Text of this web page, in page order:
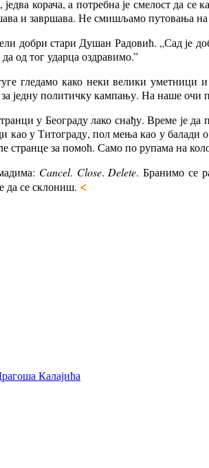
корача, а потребна је смелост да се
и завршава. Не смишљамо путовања на
добри стари Душан Радовић. „Сад је
од тог ударца оздравимо.”
гледамо како неки велики уметници
једну политичку кампању. На наше очи
у Београду лако снађу. Време је
као у Титограду, пол мења као у балади
странце за помоћ. Само по рупама на
Cancel. Close.Delete. Бранимо се
да се склониш. <